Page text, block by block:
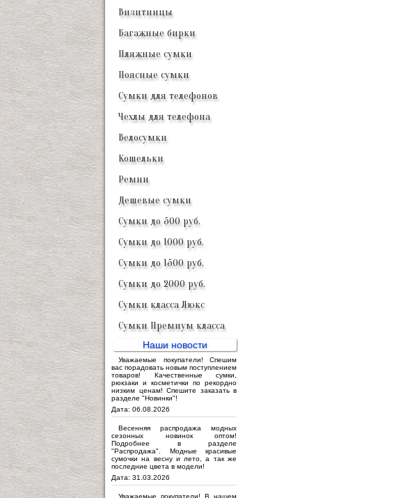
Визитницы
Багажные бирки
Пляжные сумки
Поясные сумки
Сумки для телефонов
Чехлы для телефона
Велосумки
Кошельки
Ремни
Дешевые сумки
Сумки до 500 руб.
Сумки до 1000 руб.
Сумки до 1500 руб.
Сумки до 2000 руб.
Сумки класса Люкс
Сумки Премиум класса
Наши новости
Уважаемые покупатели! Спешим
вас порадовать новым поступлением
товаров! Качественные сумки,
рюкзаки и косметички по рекордно
низким ценам! Спешите заказать в
разделе "Новинки"!
Дата: 06.08.2026
Весенняя распродажа модных
сезонных новинок оптом!
Подробнее в разделе
"Распродажа". Модные красивые
сумочки на весну и лето, а так же
последние цвета в модели!
Дата: 31.03.2026
Уважаемые покупатели! В нашем